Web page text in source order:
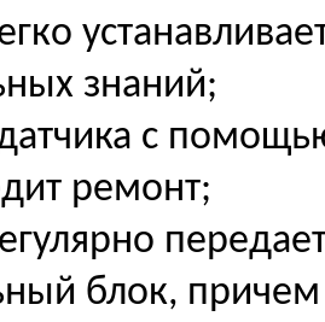
знаний;
с
ремонт;
блок,